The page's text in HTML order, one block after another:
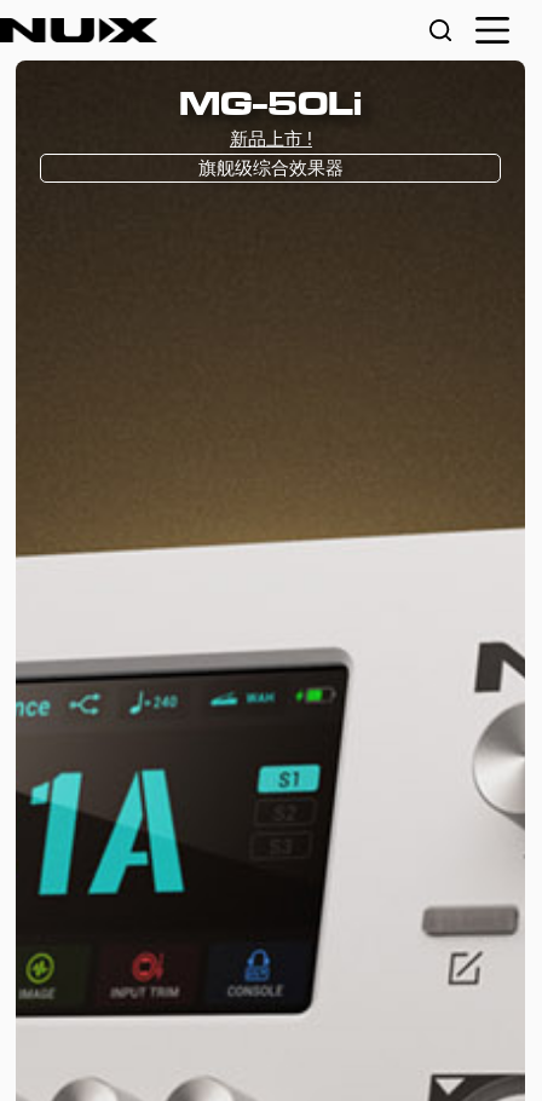
MG-50Li
新品上市 !
旗舰级综合效果器